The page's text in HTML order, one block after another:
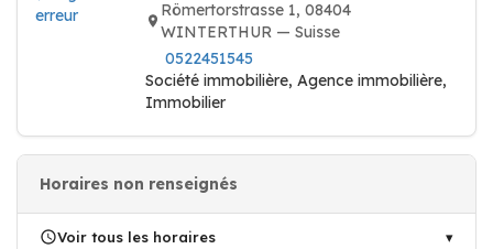
erreur
Römertorstrasse 1, 08404
WINTERTHUR — Suisse
0522451545
Société immobilière, Agence immobilière,
Immobilier
Horaires non renseignés
Voir tous les horaires